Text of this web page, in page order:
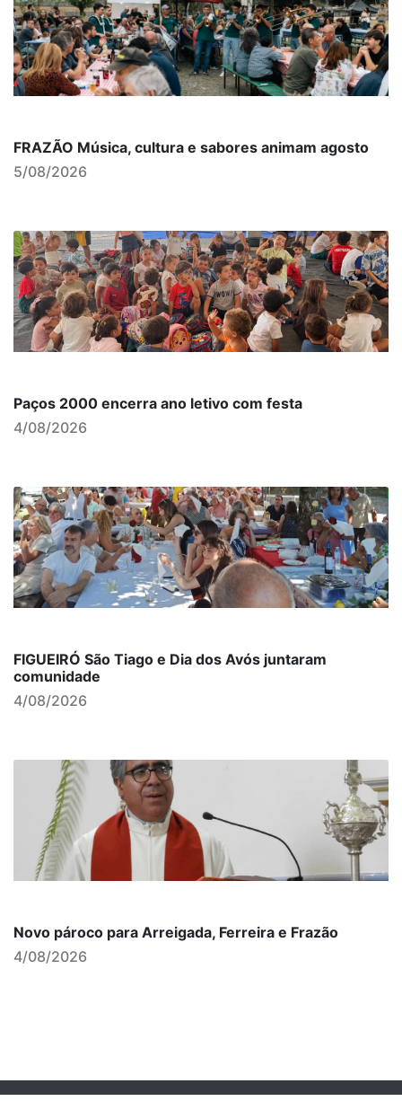
FRAZÃO Música, cultura e sabores animam agosto
5/08/2026
Paços 2000 encerra ano letivo com festa
4/08/2026
FIGUEIRÓ São Tiago e Dia dos Avós juntaram
comunidade
4/08/2026
Novo pároco para Arreigada, Ferreira e Frazão
4/08/2026